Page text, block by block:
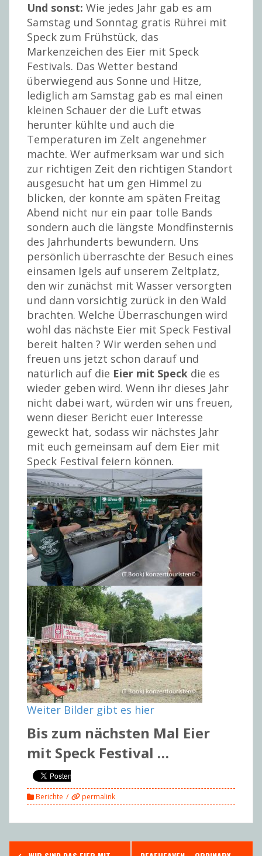
Und sonst: Wie jedes Jahr gab es am
Samstag und Sonntag gratis Rührei mit
Speck zum Frühstück, das
Markenzeichen des Eier mit Speck
Festivals. Das Wetter bestand
überwiegend aus Sonne und Hitze,
lediglich am Samstag gab es mal einen
kleinen Schauer der die Luft etwas
herunter kühlte und auch die
Temperaturen im Zelt angenehmer
machte. Wer aufmerksam war und sich
zur richtigen Zeit den richtigen Standort
ausgesucht hat um gen Himmel zu
blicken, der konnte am späten Freitag
Abend nicht nur ein paar tolle Bands
sondern auch die längste Mondfinsternis
des Jahrhunderts bewundern. Uns
persönlich überraschte der Besuch eines
einsamen Igels auf unserem Zeltplatz,
den wir zunächst mit Wasser versorgten
und dann vorsichtig zurück in den Wald
brachten. Welche Überraschungen wird
wohl das nächste Eier mit Speck Festival
bereit halten ? Wir werden sehen und
freuen uns jetzt schon darauf und
natürlich auf die Eier mit Speck die es
wieder geben wird. Wenn ihr dieses Jahr
nicht dabei wart, würden wir uns freuen,
wenn dieser Bericht euer Interesse
geweckt hat, sodass wir nächstes Jahr
mit euch gemeinsam auf dem Eier mit
Speck Festival feiern können.
Weiter Bilder gibt es hier
Bis zum nächsten Mal Eier
mit Speck Festival …
Berichte permalink